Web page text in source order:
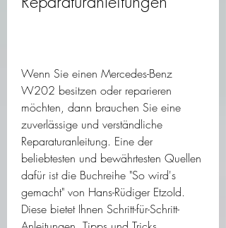
Wenn Sie einen Mercedes-Benz
W202 besitzen oder reparieren
möchten, dann brauchen Sie eine
zuverlässige und verständliche
Reparaturanleitung. Eine der
beliebtesten und bewährtesten Quellen
dafür ist die Buchreihe "So wird's
gemacht" von Hans-Rüdiger Etzold.
Diese bietet Ihnen Schritt-für-Schritt-